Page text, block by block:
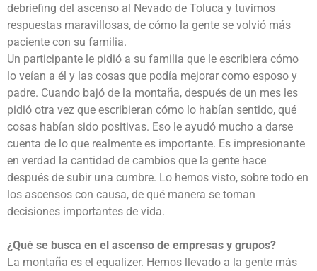
debriefing del ascenso al Nevado de Toluca y tuvimos
respuestas maravillosas, de cómo la gente se volvió más
paciente con su familia.
Un participante le pidió a su familia que le escribiera cómo
lo veían a él y las cosas que podía mejorar como esposo y
padre. Cuando bajó de la montaña, después de un mes les
pidió otra vez que escribieran cómo lo habían sentido, qué
cosas habían sido positivas. Eso le ayudó mucho a darse
cuenta de lo que realmente es importante. Es impresionante
en verdad la cantidad de cambios que la gente hace
después de subir una cumbre. Lo hemos visto, sobre todo en
los ascensos con causa, de qué manera se toman
decisiones importantes de vida.
¿Qué se busca en el ascenso de empresas y grupos?
La montaña es el equalizer. Hemos llevado a la gente más